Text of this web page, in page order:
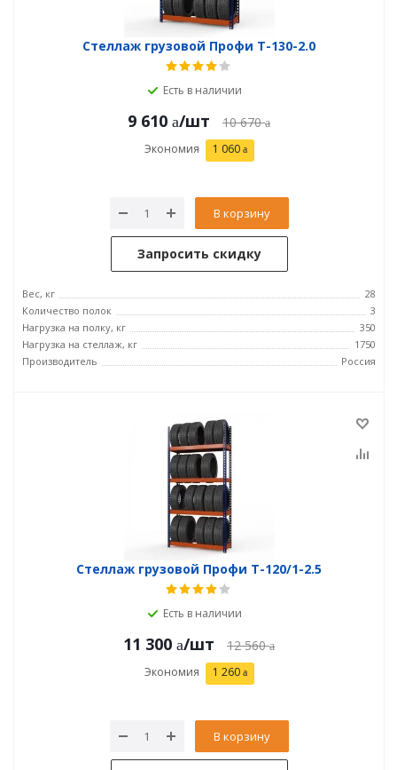
Стеллаж грузовой Профи Т-130-2.0
Есть в наличии
9 610 /шт 10 670
Экономия 1 060
В корзину
Запросить скидку
Вес, кг
28
Количество полок
3
Нагрузка на полку, кг
350
Нагрузка на стеллаж, кг
1750
Производитель
Россия
Стеллаж грузовой Профи Т-120/1-2.5
Есть в наличии
11 300 /шт 12 560
Экономия 1 260
В корзину